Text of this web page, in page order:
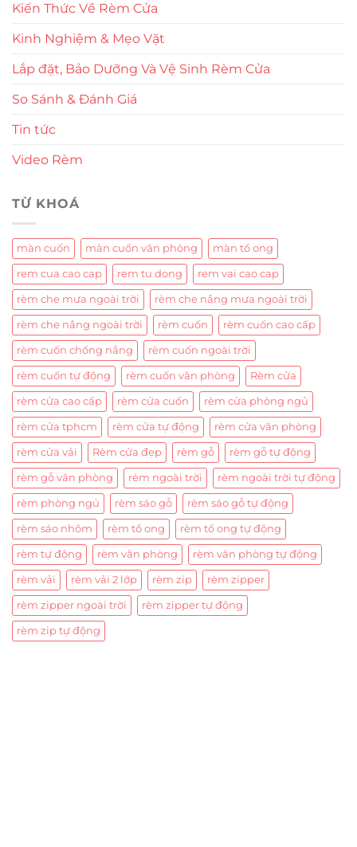
Kiến Thức Về Rèm Cửa
Kinh Nghiệm & Mẹo Vặt
Lắp đặt, Bảo Dưỡng Và Vệ Sinh Rèm Cửa
So Sánh & Đánh Giá
Tin tức
Video Rèm
TỪ KHOÁ
màn cuốn màn cuốn văn phòng màn tổ ong
rem cua cao cap rem tu dong rem vai cao cap
rèm che mưa ngoài trời rèm che nắng mưa ngoài trời
rèm che nắng ngoài trời rèm cuốn rèm cuốn cao cấp
rèm cuốn chống nắng rèm cuốn ngoài trời
rèm cuốn tự động rèm cuốn văn phòng Rèm cửa
rèm cửa cao cấp rèm cửa cuốn rèm cửa phòng ngủ
rèm cửa tphcm rèm cửa tự động rèm cửa văn phòng
rèm cửa vải Rèm cửa đẹp rèm gỗ rèm gỗ tự động
rèm gỗ văn phòng rèm ngoài trời rèm ngoài trời tự động
rèm phòng ngủ rèm sáo gỗ rèm sáo gỗ tự động
rèm sáo nhôm rèm tổ ong rèm tổ ong tự động
rèm tự động rèm văn phòng rèm văn phòng tự động
rèm vải rèm vải 2 lớp rèm zip rèm zipper
rèm zipper ngoài trời rèm zipper tự động
rèm zip tự động